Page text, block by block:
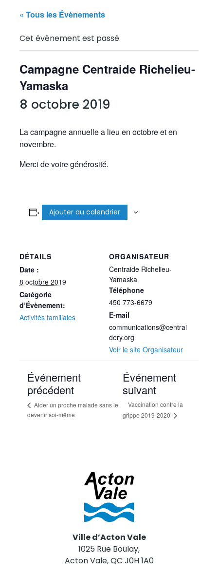
« Tous les Évènements
Cet évènement est passé.
Campagne Centraide Richelieu-
Yamaska
8 octobre 2019
La campagne annuelle a lieu en octobre et en
novembre.
Merci de votre générosité.
Ajouter au calendrier
DÉTAILS
Date :
8 octobre 2019
Catégorie
d’Évènement:
Activités familiales
ORGANISATEUR
Centraide Richelieu-
Yamaska
Téléphone
450 773-6679
E-mail
communications@centrai
dery.org
Voir le site Organisateur
Événement
précédent
Aider un proche malade sans le
devenir soi-même
Événement
suivant
Vaccination contre la
grippe 2019-2020
Ville d’Acton Vale
1025 Rue Boulay,
Acton Vale, QC J0H 1A0